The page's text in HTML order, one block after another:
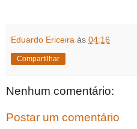
Eduardo Ericeira às 04:16
Compartilhar
Nenhum comentário:
Postar um comentário